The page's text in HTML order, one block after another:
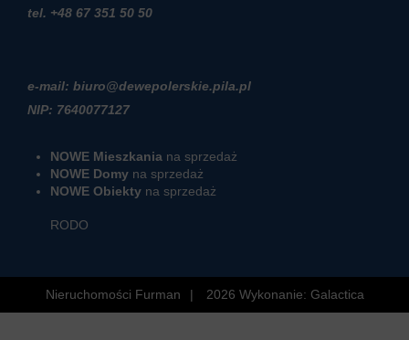
tel. +48 67 351 50 50
e-mail: biuro@dewepolerskie.pila.pl
NIP: 7640077127
NOWE Mieszkania na sprzedaż
NOWE Domy na sprzedaż
NOWE Obiekty na sprzedaż
RODO
Nieruchomości Furman 2026 Wykonanie: Galactica